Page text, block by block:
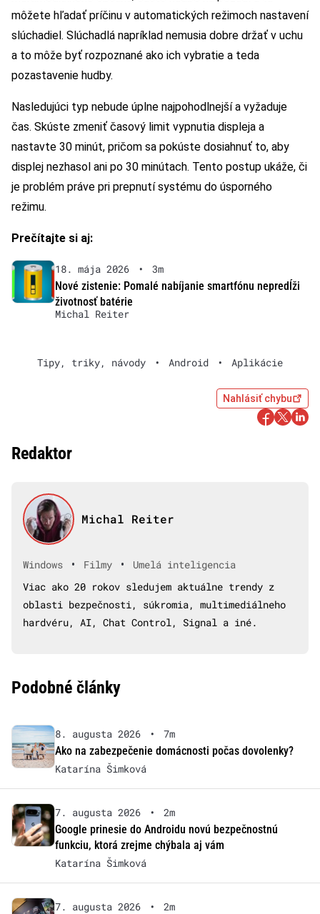
môžete hľadať príčinu v automatických režimoch nastavení
slúchadiel. Slúchadlá napríklad nemusia dobre držať v uchu
a to môže byť rozpoznané ako ich vybratie a teda
pozastavenie hudby.
Nasledujúci typ nebude úplne najpohodlnejší a vyžaduje
čas. Skúste zmeniť časový limit vypnutia displeja a
nastavte 30 minút, pričom sa pokúste dosiahnuť to, aby
displej nezhasol ani po 30 minútach. Tento postup ukáže, či
je problém práve pri prepnutí systému do úsporného
režimu.
Prečítajte si aj:
18. mája 2026 •
3m
Nové zistenie: Pomalé nabíjanie smartfónu nepredĺži
životnosť batérie
Michal Reiter
Tipy, triky, návody • Android • Aplikácie
Nahlásiť chybu
Redaktor
Michal Reiter
Windows • Filmy •
Umelá inteligencia
Viac ako 20 rokov sledujem aktuálne trendy z
oblasti bezpečnosti, súkromia, multimediálneho
hardvéru, AI, Chat Control, Signal a iné.
Podobné články
8. augusta 2026 •
7m
Ako na zabezpečenie domácnosti počas dovolenky?
Katarína Šimková
7. augusta 2026 •
2m
Google prinesie do Androidu novú bezpečnostnú
funkciu, ktorá zrejme chýbala aj vám
Katarína Šimková
7. augusta 2026 •
2m